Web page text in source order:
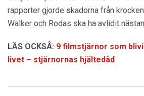
rapporter gjorde skadorna från
Walker och Rodas ska ha avlidit
LÄS OCKSÅ: 9 filmstjärnor som
livet – stjärnornas hjältedåd